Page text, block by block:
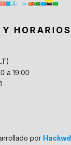
HORARIOS
a 19:00
por Hackwd